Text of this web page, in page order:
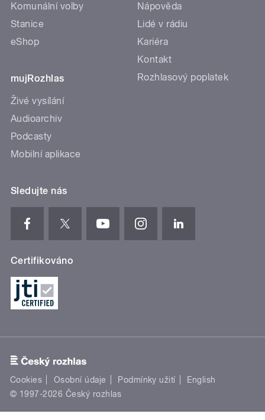
Komunální volby
Stanice
eShop
mujRozhlas
Živé vysílání
Audioarchiv
Podcasty
Mobilní aplikace
Nápověda
Lidé v rádiu
Kariéra
Kontakt
Rozhlasový poplatek
Sledujte nás
Certifikováno
Cookies Osobní údaje Podmínky užití
English
© 1997-2026 Český rozhlas